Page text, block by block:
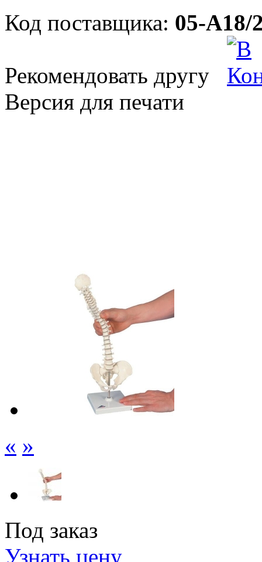
Код поставщика: 05-A18/
Рекомендовать другу
Версия для печати
« »
Под заказ
Узнать цену